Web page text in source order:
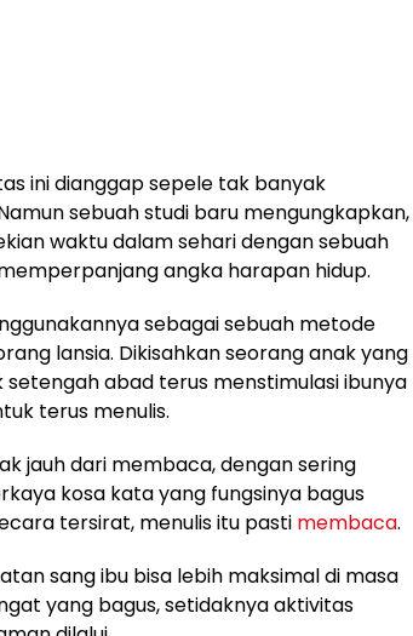
ini dianggap sepele tak banyak
sebuah studi baru mengungkapkan,
waktu dalam sehari dengan sebuah
angka harapan hidup.
sebagai sebuah metode
lansia. Dikisahkan seorang anak yang
setengah abad terus menstimulasi ibunya
terus menulis.
jauh dari membaca, dengan sering
kosa kata yang fungsinya bagus
tersirat, menulis itu pasti membaca.
sang ibu bisa lebih maksimal di masa
yang bagus, setidaknya aktivitas